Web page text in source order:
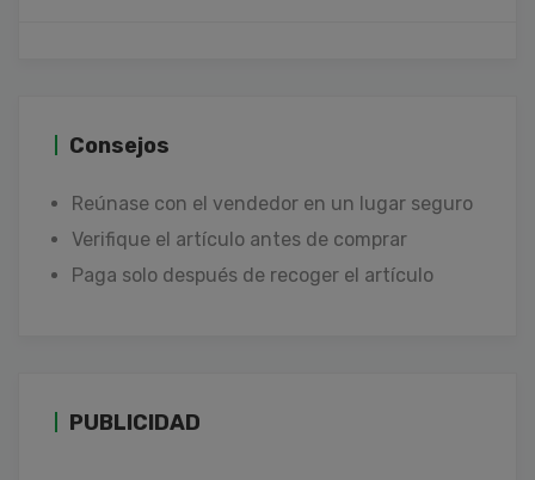
Consejos
Reúnase con el vendedor en un lugar seguro
Verifique el artículo antes de comprar
Paga solo después de recoger el artículo
PUBLICIDAD